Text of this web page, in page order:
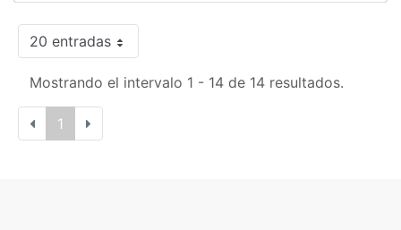
20 entradas
Mostrando el intervalo 1 - 14 de 14 resultados.
1